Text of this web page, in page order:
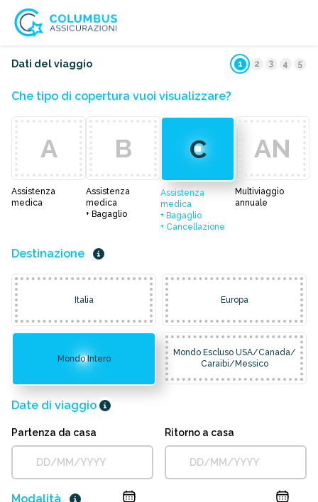
Dati del viaggio 1 2 3 4 5
Che tipo di copertura vuoi visualizzare?
A
Assistenza
medica
B
Assistenza
medica
+ Bagaglio
C
Assistenza
medica
+ Bagaglio
+ Cancellazione
AN
Multiviaggio
annuale
Destinazione
Italia Europa
Mondo Intero
Mondo Escluso USA/Canada/
Caraibi/Messico
Date di viaggio
Partenza da casa Ritorno a casa
Modalità